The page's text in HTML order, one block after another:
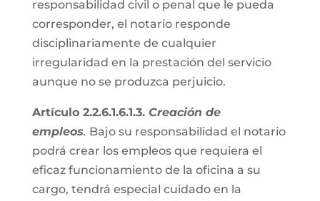
responsabilidad civil o penal que le pueda
corresponder, el notario responde
disciplinariamente de cualquier
irregularidad en la prestación del servicio
aunque no se produzca perjuicio.
Artículo 2.2.6.1.6.1.3. Creación de
empleos. Bajo su responsabilidad el notario
podrá crear los empleos que requiera el
eficaz funcionamiento de la oficina a su
cargo, tendrá especial cuidado en la